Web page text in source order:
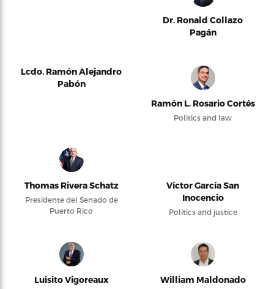
Dr. Ronald Collazo
Pagán
Lcdo. Ramón Alejandro
Pabón
Ramón L. Rosario Cortés
Politics and law
Thomas Rivera Schatz
Presidente del Senado de
Puerto Rico
Víctor García San
Inocencio
Politics and justice
Luisito Vigoreaux William Maldonado